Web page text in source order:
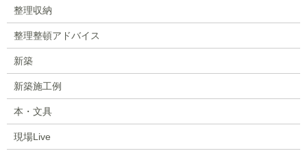
整理収納
整理整頓アドバイス
新築
新築施工例
本・文具
現場Live